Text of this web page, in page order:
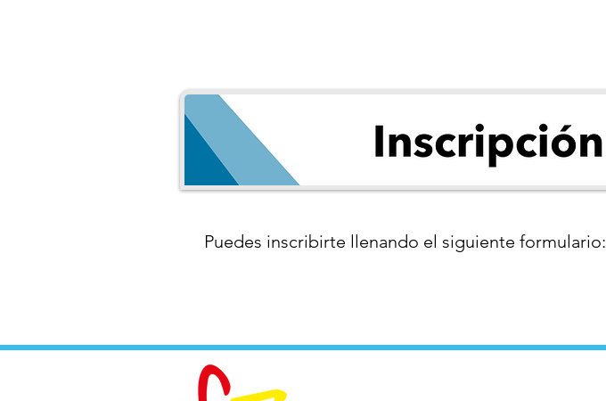
Puedes inscribirte llenando el siguiente formulario: